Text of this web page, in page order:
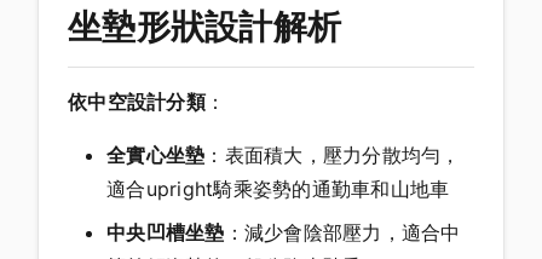
坐墊形狀設計解析
依中空設計分類：
全實心坐墊 ：表面積大，壓力分散均勻，
適合upright騎乘姿勢的通勤車和山地車
中央凹槽坐墊 ：減少會陰部壓力，適合中